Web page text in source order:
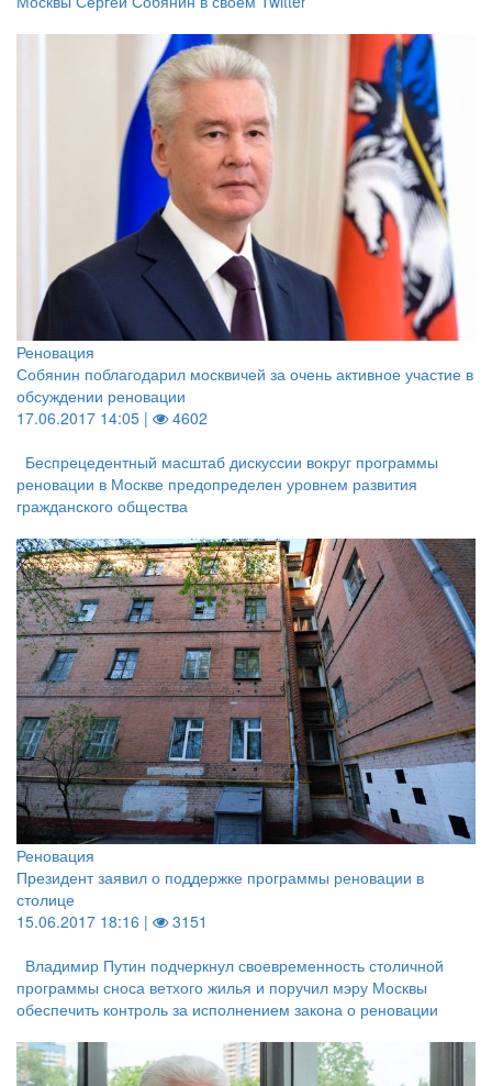
Реновация
Собянин поблагодарил москвичей за очень активное участие в
обсуждении реновации
17.06.2017 14:05 |
4602
Беспрецедентный масштаб дискуссии вокруг программы
реновации в Москве предопределен уровнем развития
гражданского общества
Реновация
Президент заявил о поддержке программы реновации в
столице
15.06.2017 18:16 |
3151
Владимир Путин подчеркнул своевременность столичной
программы сноса ветхого жилья и поручил мэру Москвы
обеспечить контроль за исполнением закона о реновации